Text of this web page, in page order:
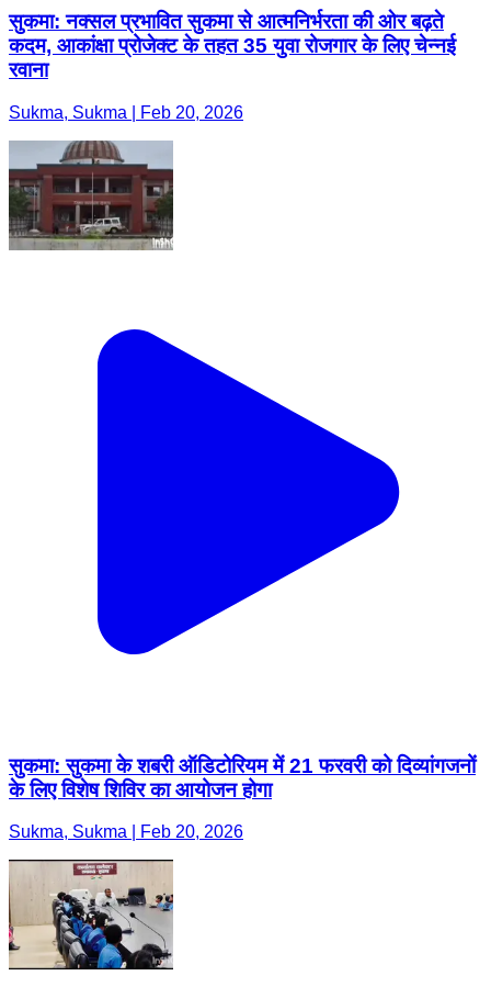
सुकमा: नक्सल प्रभावित सुकमा से आत्मनिर्भरता की ओर बढ़ते
कदम, आकांक्षा प्रोजेक्ट के तहत 35 युवा रोजगार के लिए चेन्नई
रवाना
Sukma, Sukma | Feb 20, 2026
सुकमा: सुकमा के शबरी ऑडिटोरियम में 21 फरवरी को दिव्यांगजनों
के लिए विशेष शिविर का आयोजन होगा
Sukma, Sukma | Feb 20, 2026